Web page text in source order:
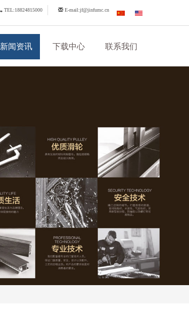
TEL:18824815000 E-mail:jf@jinfumc.cn
新闻资讯 下载中心 联系我们